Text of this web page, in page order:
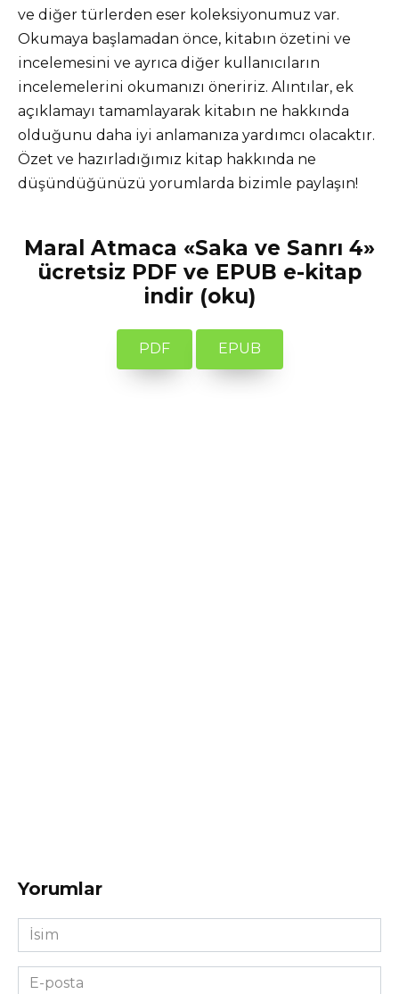
ve diğer türlerden eser koleksiyonumuz var.
Okumaya başlamadan önce, kitabın özetini ve
incelemesini ve ayrıca diğer kullanıcıların
incelemelerini okumanızı öneririz. Alıntılar, ek
açıklamayı tamamlayarak kitabın ne hakkında
olduğunu daha iyi anlamanıza yardımcı olacaktır.
Özet ve hazırladığımız kitap hakkında ne
düşündüğünüzü yorumlarda bizimle paylaşın!
Maral Atmaca «Saka ve Sanrı 4»
ücretsiz PDF ve EPUB e-kitap
indir (oku)
PDF EPUB
Yorumlar
İsim
*
E-